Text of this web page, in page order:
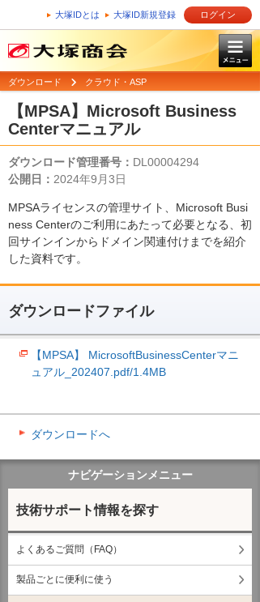
大塚IDとは 大塚ID新規登録 ログイン
ダウンロード クラウド・ASP
【MPSA】Microsoft Business
Centerマニュアル
ダウンロード管理番号： DL00004294
公開日： 2024年9月3日
MPSAライセンスの管理サイト、Microsoft Busi
ness Centerのご利用にあたって必要となる、初
回サインインからドメイン関連付けまでを紹介
した資料です。
ダウンロードファイル
【MPSA】 MicrosoftBusinessCenterマニ
ュアル_202407.pdf/1.4MB
ダウンロードへ
ナビゲーションメニュー
技術サポート情報を探す
よくあるご質問（FAQ）
製品ごとに便利に使う